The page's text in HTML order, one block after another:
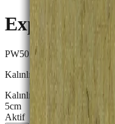
Expert PW50
PW50
Kalınlık
Kalınlık ayarı
5cm
Aktif